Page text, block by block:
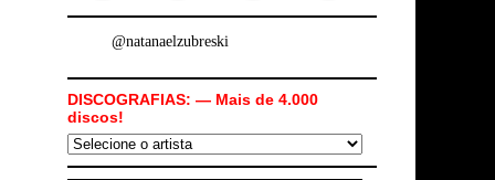
@natanaelzubreski
DISCOGRAFIAS: — Mais de 4.000
discos!